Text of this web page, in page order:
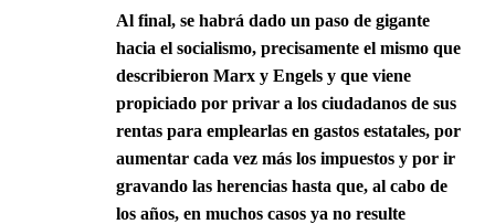
Al final, se habrá dado un paso de gigante
hacia el socialismo, precisamente el mismo que
describieron Marx y Engels y que viene
propiciado por privar a los ciudadanos de sus
rentas para emplearlas en gastos estatales, por
aumentar cada vez más los impuestos y por ir
gravando las herencias hasta que, al cabo de
los años, en muchos casos ya no resulte